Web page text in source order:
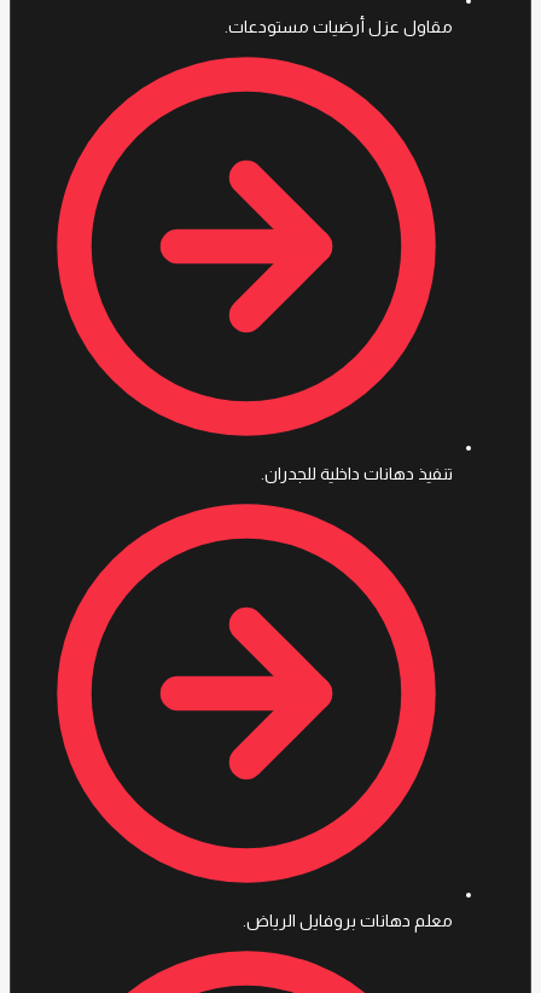
مقاول عزل أرضيات مستودعات.
تنفيذ دهانات داخلية للجدران.
معلم دهانات بروفايل الرياض.